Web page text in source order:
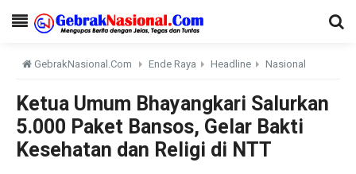
GebrakNasional.Com Ende Raya Headline Nasional
Ketua Umum Bhayangkari Salurkan
5.000 Paket Bansos, Gelar Bakti
Kesehatan dan Religi di NTT